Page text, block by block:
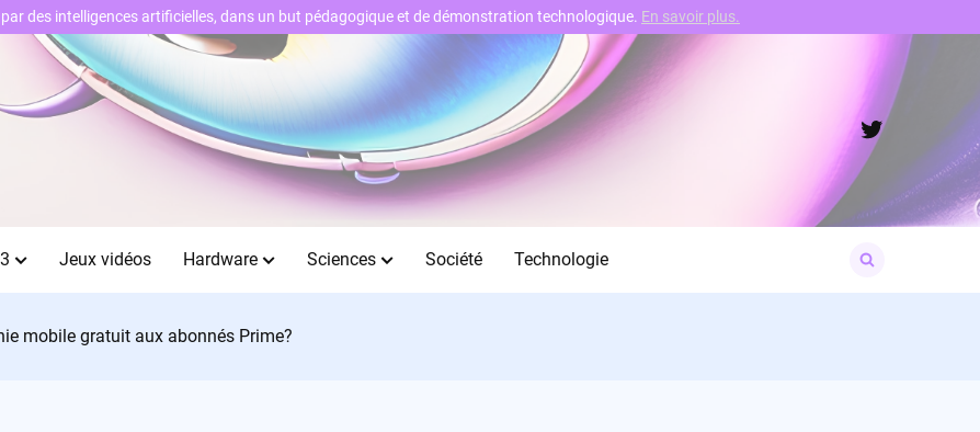
Twitter
Jeux vidéos Hardware Sciences Société Technologie
for:
mobile gratuit aux abonnés Prime?
des intelligences artificielles, dans un but pédagogique et de démonstration technologique. En savoir plus.